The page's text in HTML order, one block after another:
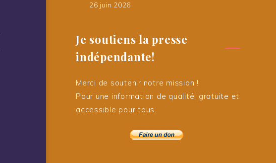
26 juin 2026
Je soutiens la presse
indépendante!
Merci de soutenir notre mission !
Pour une information de qualité, gratuite et
accessible pour tous.